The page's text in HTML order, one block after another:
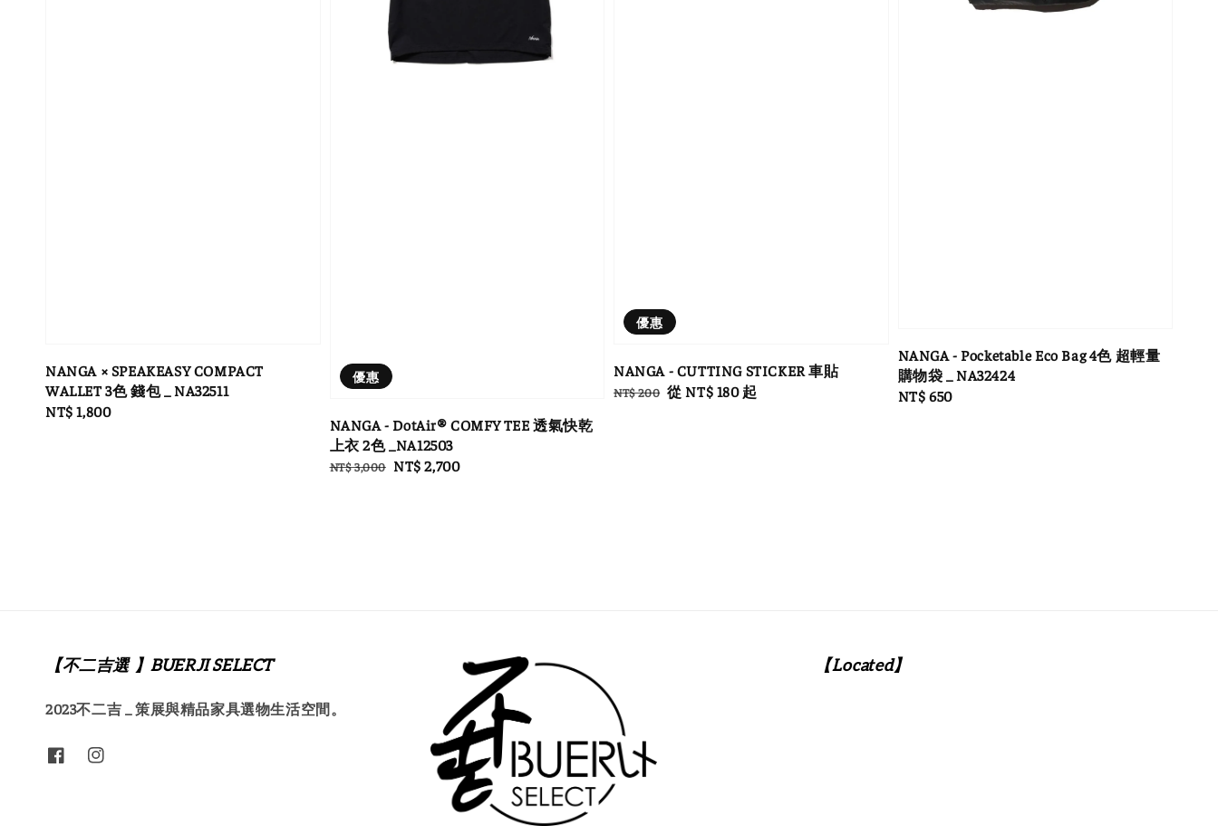
NANGA × SPEAKEASY COMPACT
WALLET 3色 錢包 _ NA32511
Regular
NT$ 1,800
優惠
NANGA - DotAir® COMFY TEE 透氣快乾
上衣 2色 _NA12503
Regular
NT$ 3,000 Sale
NT$ 2,700
優惠
NANGA - CUTTING STICKER 車貼
Regular
NT$ 200 Sale
從 NT$ 180起
NANGA - Pocketable Eco Bag 4色 超輕量
購物袋 _ NA32424
Regular
NT$ 650
【不二吉選 】BUERJI SELECT
2023不二吉 _ 策展與精品家具選物生活空間。
【Located】